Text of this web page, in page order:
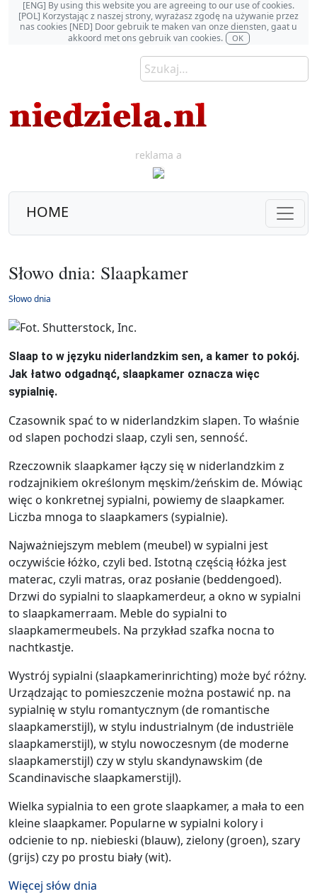
[ENG] By using this website you are agreeing to our use of cookies.
[POL] Korzystając z naszej strony, wyrażasz zgodę na używanie przez
nas cookies [NED] Door gebruik te maken van onze diensten, gaat u
akkoord met ons gebruik van cookies.
OK
reklama a
HOME
Słowo dnia: Slaapkamer
Słowo dnia
Slaap to w języku niderlandzkim sen, a kamer to pokój.
Jak łatwo odgadnąć, slaapkamer oznacza więc
sypialnię.
Czasownik spać to w niderlandzkim slapen. To właśnie
od slapen pochodzi slaap, czyli sen, senność.
Rzeczownik slaapkamer łączy się w niderlandzkim z
rodzajnikiem określonym męskim/żeńskim de. Mówiąc
więc o konkretnej sypialni, powiemy de slaapkamer.
Liczba mnoga to slaapkamers (sypialnie).
Najważniejszym meblem (meubel) w sypialni jest
oczywiście łóżko, czyli bed. Istotną częścią łóżka jest
materac, czyli matras, oraz posłanie (beddengoed).
Drzwi do sypialni to slaapkamerdeur, a okno w sypialni
to slaapkamerraam. Meble do sypialni to
slaapkamermeubels. Na przykład szafka nocna to
nachtkastje.
Wystrój sypialni (slaapkamerinrichting) może być różny.
Urządzając to pomieszczenie można postawić np. na
sypialnię w stylu romantycznym (de romantische
slaapkamerstijl), w stylu industrialnym (de industriële
slaapkamerstijl), w stylu nowoczesnym (de moderne
slaapkamerstijl) czy w stylu skandynawskim (de
Scandinavische slaapkamerstijl).
Wielka sypialnia to een grote slaapkamer, a mała to een
kleine slaapkamer. Popularne w sypialni kolory i
odcienie to np. niebieski (blauw), zielony (groen), szary
(grijs) czy po prostu biały (wit).
Więcej słów dnia